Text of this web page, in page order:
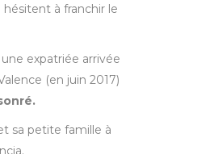
hésitent à franchir le
expatriée arrivée
(en juin 2017)
sa petite famille à